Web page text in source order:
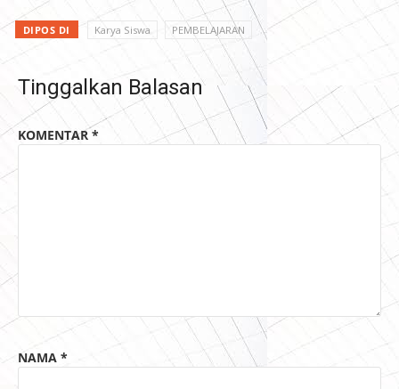
DIPOS DI Karya Siswa PEMBELAJARAN
Tinggalkan Balasan
KOMENTAR*
NAMA *